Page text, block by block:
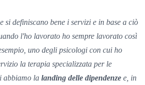
si definiscano bene i servizi e in base a ciò
l'ho lavorato ho sempre lavorato così
uno degli psicologi con cui ho
la terapia specializzata per le
abbiamo la landing delle dipendenze e, in